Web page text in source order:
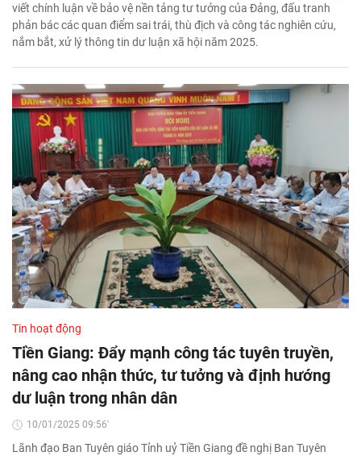
viết chính luận về bảo vệ nền tảng tư tưởng của Đảng, đấu tranh
phản bác các quan điểm sai trái, thù địch và công tác nghiên cứu,
nắm bắt, xử lý thông tin dư luận xã hội năm 2025.
Tin hoạt động
Tiền Giang: Đẩy mạnh công tác tuyên truyền,
nâng cao nhận thức, tư tưởng và định hướng
dư luận trong nhân dân
10/01/2025 09:56'
Lãnh đạo Ban Tuyên giáo Tỉnh uỷ Tiền Giang đề nghị Ban Tuyên